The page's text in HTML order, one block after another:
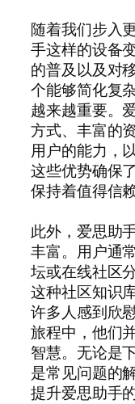
随着我们步入
手这样的设备
的普及以及对
个能够简化复
越来越重要。
方式、丰富的
用户的能力，
这些优势确保
保持着值得信
此外，爱思助
丰富。用户通
坛或在线社区
这种社区知识
许多人感到欣
旅程中，他们
智慧。无论是
是常见问题的
提升爱思助手